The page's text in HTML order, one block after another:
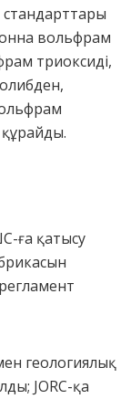
вольфрам
триоксиді,
құрайды.
ға қатысу
геологиялық
JORC-қа